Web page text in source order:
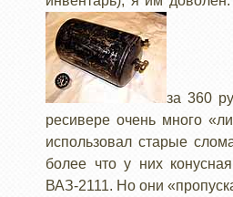
за 360
ресивере очень много
использовал старые
более что у них
ВАЗ-2111. Но они